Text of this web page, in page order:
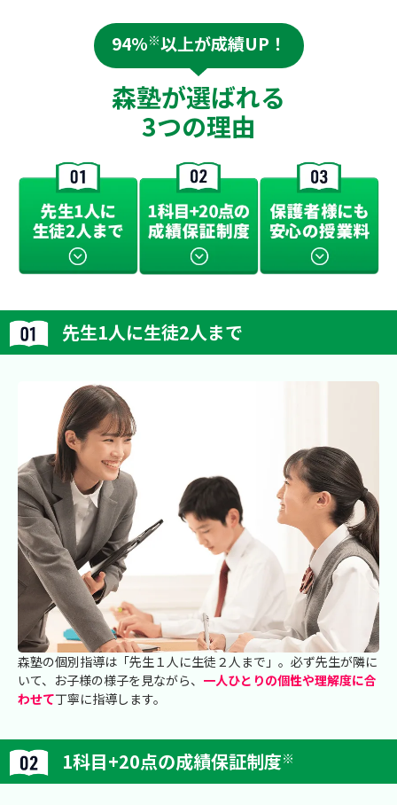
94%※以上が成績UP！
森塾が選ばれる
3つの理由
先生1人に生徒2人まで
森塾の個別指導は「先生１人に生徒２人まで」。必ず先生が隣に
いて、お子様の様子を見ながら、 一人ひとりの個性や理解度に合
わせて丁寧に指導します。
1科目+20点の成績保証制度※